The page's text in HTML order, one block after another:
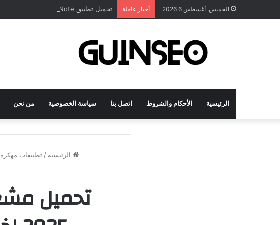
الخميس, أغسطس 6 2026 أخبار عاجلة تحميل تطبيق DrawNote مهكر 2026 النسخة المدفوعة للأندرويد مجاناً
الرئيسية الأحكام والشروط اتصل بنا سياسة الخصوصية من نحن
الرئيسية / تطبيقات مهكرة